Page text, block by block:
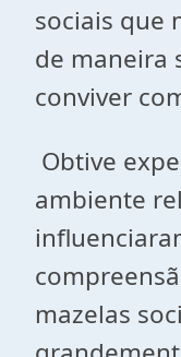
sociais que
de maneira
conviver
Obtive
ambiente
mazelas